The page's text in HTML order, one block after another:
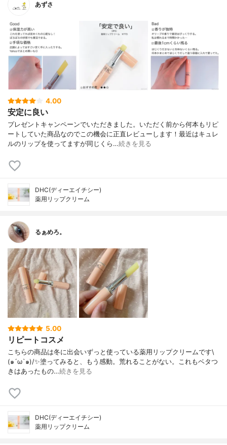
あずさ
4.00
安定に良い
プレゼントキャンペーンでいただきました。いただく前から何本もリピ
ートしていた商品なのでこの機会に正直レビューします！最近はキュレ
ルのリップを使ってますが同じくら…続きを見る
DHC(ディーエイチシー)
薬用リップクリーム
るぁめろ。
5.00
リピートコスメ
こちらの商品は冬に出会いずっと使っている薬用リップクリームです\
(๑´ω`๑)/✨塗ってみると、もう感動。荒れることがない。これもベタつ
きはあったもの…続きを見る
DHC(ディーエイチシー)
薬用リップクリーム